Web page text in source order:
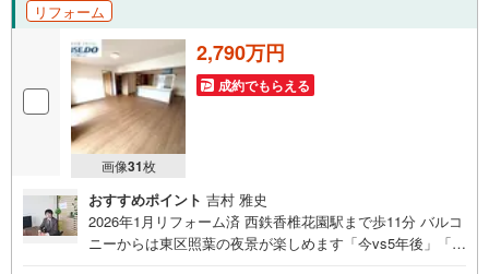
リフォーム
画像31枚
2,790万円
成約でもらえる
おすすめポイント 吉村 雅史
2026年1月リフォーム済 西鉄香椎花園駅まで歩11分 バルコ
ニーからは東区照葉の夜景が楽しめます「今vs5年後」「賃